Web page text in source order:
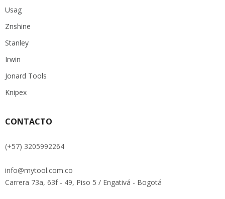
Usag
Znshine
Stanley
Irwin
Jonard Tools
Knipex
CONTACTO
(+57) 3205992264
info@mytool.com.co
Carrera 73a, 63f - 49, Piso 5 / Engativá - Bogotá